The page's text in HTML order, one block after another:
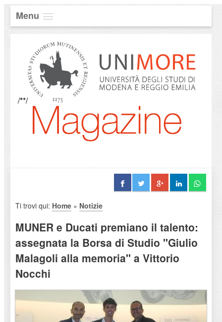
Menu
/**/
Ti trovi qui: Home» Notizie
MUNER e Ducati premiano il talento:
assegnata la Borsa di Studio "Giulio
Malagoli alla memoria" a Vittorio
Nocchi